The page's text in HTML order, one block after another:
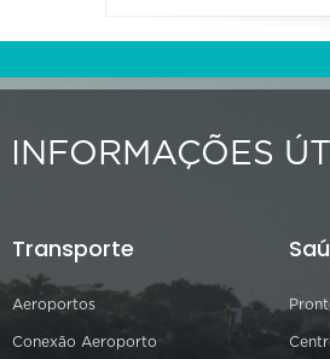
INFORMAÇÕES
Transporte
Aeroportos
Conexão Aeroporto